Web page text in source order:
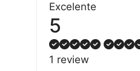
Excelente
5
1 review